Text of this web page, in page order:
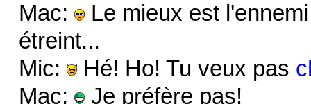
Mac:
Le mieux est
étreint...
Mic:
Hé! Ho! Tu veux pas
Mac:
Je préfère pas!